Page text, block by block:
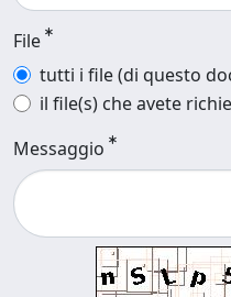
File
tutti i file (di questo
il file(s) che avete
Messaggio